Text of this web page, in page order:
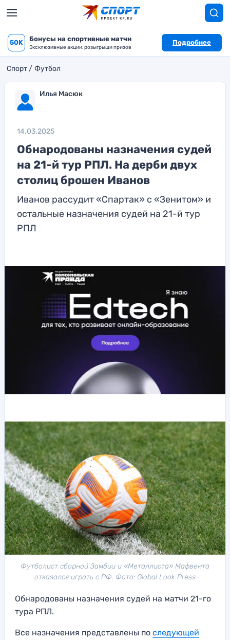
50K Бонусы на спортивные матчи
Эксклюзивные акции, розыгрыши призов
Подробнее
Спорт Футбол
Илья Масюк
14.03.2025
Обнародованы назначения судей
на 21-й тур РПЛ. На дерби двух
столиц брошен Иванов
Иванов рассудит «Спартак» с «Зенитом» и
остальные назначения судей на 21-й тур
РПЛ
Футболист сборной Замбии и «Металлиста» Мафвента
отказался играть с РФ. Фото: Global Look Press
Обнародованы назначения судей на матчи 21-го
тура РПЛ.
Все назначения представлены по следующей